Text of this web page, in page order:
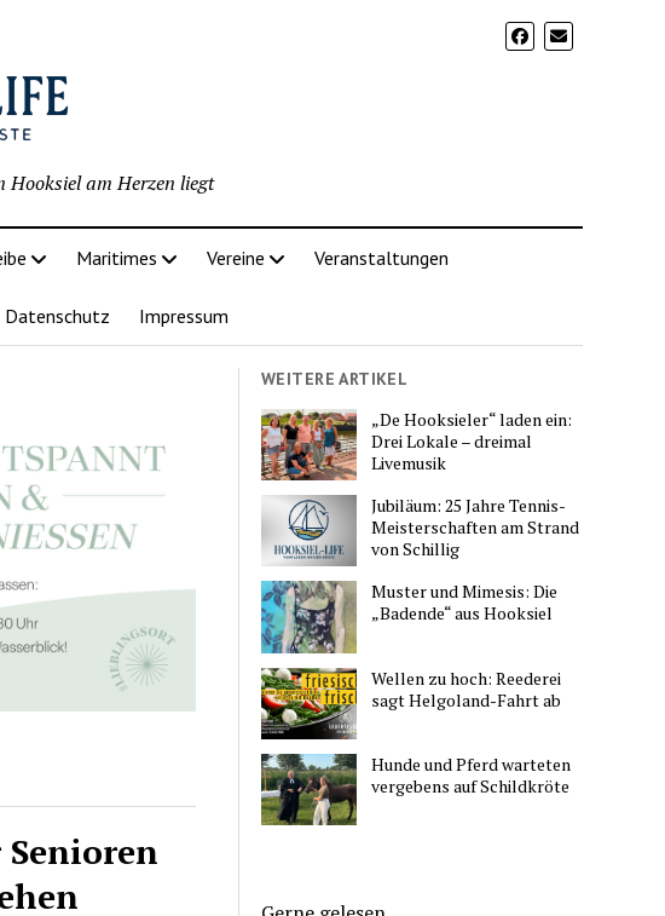
am Herzen liegt
Maritimes Vereine Veranstaltungen
Datenschutz Impressum
WEITERE ARTIKEL
„De Hooksieler“ laden ein:
Drei Lokale – dreimal
Livemusik
Jubiläum: 25 Jahre Tennis-
Meisterschaften am Strand
von Schillig
Muster und Mimesis: Die
„Badende“ aus Hooksiel
Wellen zu hoch: Reederei
sagt Helgoland-Fahrt ab
Hunde und Pferd warteten
vergebens auf Schildkröte